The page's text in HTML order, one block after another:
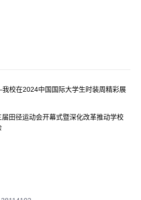
校在2024中国国际大学生时装周精彩展
田径运动会开幕式暨深化改革推动学校